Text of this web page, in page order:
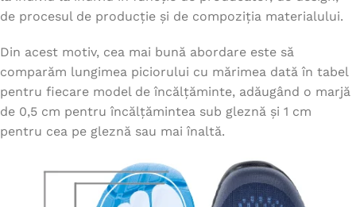
de procesul de producție și de compoziția materialului.
Din acest motiv, cea mai bună abordare este să
comparăm lungimea piciorului cu mărimea dată în tabel
pentru fiecare model de încălțăminte, adăugând o marjă
de 0,5 cm pentru încălțămintea sub gleznă și 1 cm
pentru cea pe gleznă sau mai înaltă.